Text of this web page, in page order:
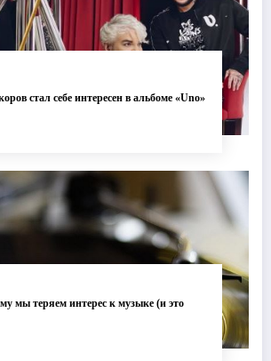
стал себе интересен в альбоме «Uno»
мы теряем интерес к музыке (и это